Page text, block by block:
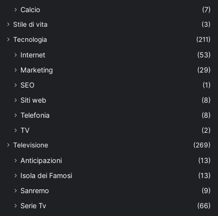
Calcio
(7)
Stile di vita
(3)
Tecnologia
(211)
Internet
(53)
Marketing
(29)
SEO
(1)
Siti web
(8)
Telefonia
(8)
TV
(2)
Televisione (269)
Anticipazioni
(13)
Isola dei Famosi
(13)
Sanremo
(9)
Serie Tv
(66)